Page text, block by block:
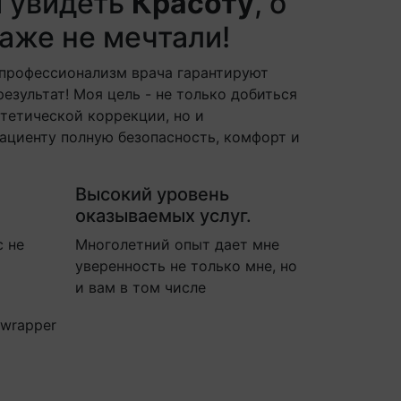
не мечтали!
врача гарантируют
Моя цель - не только добиться
коррекции, но и
полную безопасность, комфорт и
не
Высокий уровень
оказываемых услуг.
Многолетний опыт дает мне
уверенность не только мне, но
и вам в том числе